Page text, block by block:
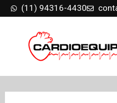
(11) 94316-4430